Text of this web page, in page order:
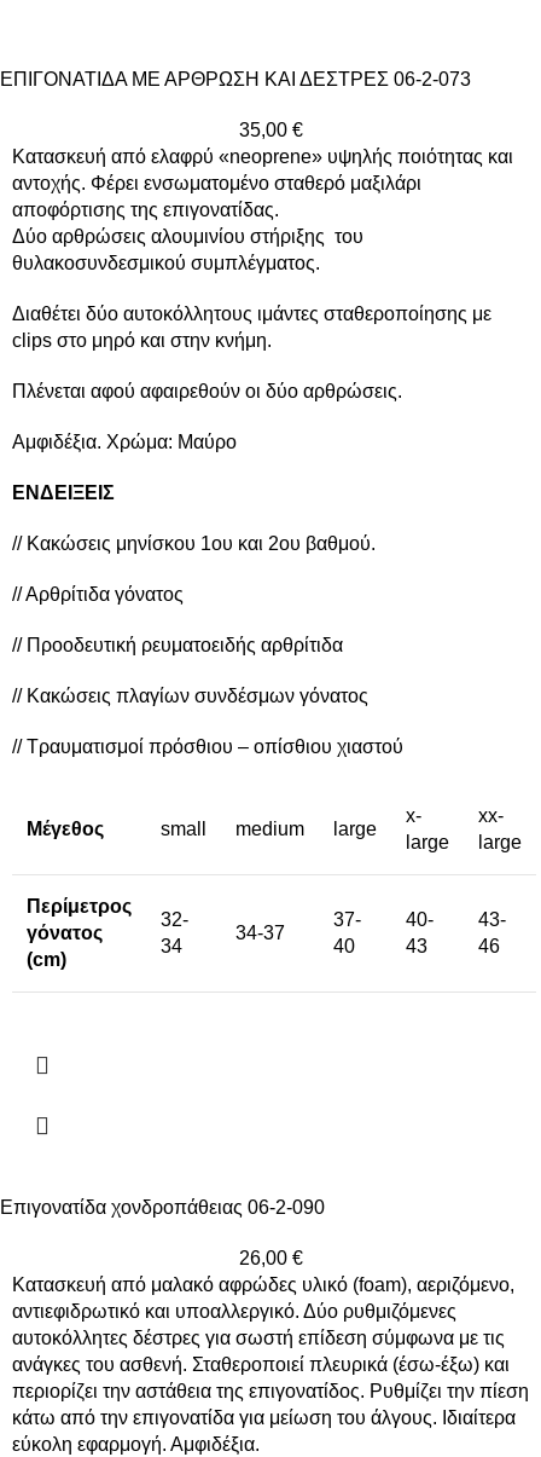
ΕΠΙΓΟΝΑΤΙΔΑ ΜΕ ΑΡΘΡΩΣΗ ΚΑΙ ΔΕΣΤΡΕΣ 06-2-073
35,00 €
Κατασκευή από ελαφρύ «neoprene» υψηλής ποιότητας και
αντοχής. Φέρει ενσωματομένο σταθερό μαξιλάρι
αποφόρτισης της επιγονατίδας.
Δύο αρθρώσεις αλουμινίου στήριξης του
θυλακοσυνδεσμικού συμπλέγματος.
Διαθέτει δύο αυτοκόλλητους ιμάντες σταθεροποίησης με
clips στο μηρό και στην κνήμη.
Πλένεται αφού αφαιρεθούν οι δύο αρθρώσεις.
Αμφιδέξια. Χρώμα: Mαύρο
ENΔΕΙΞΕΙΣ
// Κακώσεις μηνίσκου 1ου και 2ου βαθμού.
// Αρθρίτιδα γόνατος
// Προοδευτική ρευματοειδής αρθρίτιδα
// Κακώσεις πλαγίων συνδέσμων γόνατος
// Τραυματισμοί πρόσθιου – οπίσθιου χιαστού
Μέγεθος small medium large
x-
large
xx-
large
Περίμετρος
γόνατος
(cm)
32-
34
34-37
37-
40
40-
43
43-
46
Επιγονατίδα χονδροπάθειας 06-2-090
26,00 €
Κατασκευή από μαλακό αφρώδες υλικό (foam), αεριζόμενο,
αντιεφιδρωτικό και υποαλλεργικό. Δύο ρυθμιζόμενες
αυτοκόλλητες δέστρες για σωστή επίδεση σύμφωνα με τις
ανάγκες του ασθενή. Σταθεροποιεί πλευρικά (έσω-έξω) και
περιορίζει την αστάθεια της επιγονατίδος. Ρυθμίζει την πίεση
κάτω από την επιγονατίδα για μείωση του άλγους. Ιδιαίτερα
εύκολη εφαρμογή. Αμφιδέξια.